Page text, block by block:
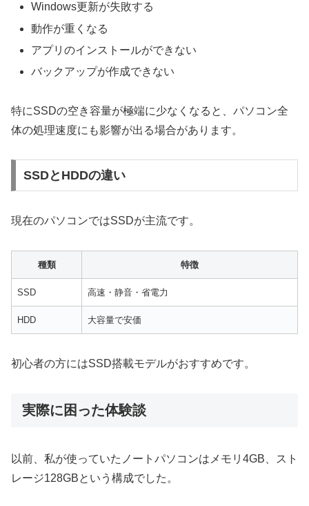
Windows更新が失敗する
動作が重くなる
アプリのインストールができない
バックアップが作成できない
特にSSDの空き容量が極端に少なくなると、パソコン全
体の処理速度にも影響が出る場合があります。
SSDとHDDの違い
現在のパソコンではSSDが主流です。
種類 特徴
SSD 高速・静音・省電力
HDD 大容量で安価
初心者の方にはSSD搭載モデルがおすすめです。
実際に困った体験談
以前、私が使っていたノートパソコンはメモリ4GB、スト
レージ128GBという構成でした。